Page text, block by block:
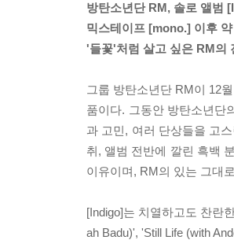
방탄소년단 RM, 솔로 앨범
믹스테이프 [mono.] 이후
'들꽃'처럼 살고 싶은 RM의
그룹 방탄소년단 RM이 12
품이다. 그동안 방탄소년단
과 고민, 여러 단상들을 고
취, 앨범 전반에 깔린 흑백
이유이며, RM의 있는 그대
[Indigo]는 치열하고도 찬란
ah Badu)', 'Still Life (with